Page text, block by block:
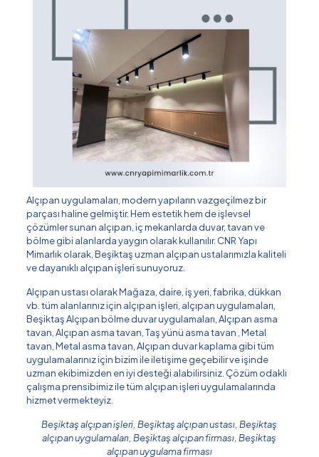
Alçıpan uygulamaları, modern yapıların vazgeçilmez bir
parçası haline gelmiştir. Hem estetik hem de işlevsel
çözümler sunan alçıpan, iç mekanlarda duvar, tavan ve
bölme gibi alanlarda yaygın olarak kullanılır. CNR Yapı
Mimarlık olarak, Beşiktaş uzman alçıpan ustalarımızla kaliteli
ve dayanıklı alçıpan işleri sunuyoruz.
Alçıpan ustası olarak Mağaza, daire, iş yeri, fabrika, dükkan
vb. tüm alanlarınız için alçıpan işleri, alçıpan uygulamaları,
Beşiktaş Alçıpan bölme duvar uygulamaları, Alçıpan asma
tavan, Alçıpan asma tavan, Taş yünü asma tavan , Metal
tavan, Metal asma tavan, Alçıpan duvar kaplama gibi tüm
uygulamalarınız için bizim ile iletişime geçebilir ve işinde
uzman ekibimizden en iyi desteği alabilirsiniz. Çözüm odaklı
çalışma prensibimiz ile tüm alçıpan işleri uygulamalarında
hizmet vermekteyiz.
Beşiktaş alçıpan işleri, Beşiktaş alçıpan ustası, Beşiktaş
alçıpan uygulamaları, Beşiktaş alçıpan firması, Beşiktaş
alçıpan uygulama firması